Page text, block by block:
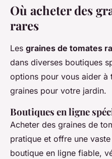
Où acheter des
rares
Les graines de tomates
dans diverses boutiques
options pour vous aider à
graines pour votre jardin.
Boutiques en ligne
Acheter des graines de
pratique et offre une
boutique en ligne fiable,